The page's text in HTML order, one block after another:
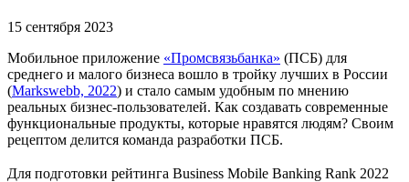
15 сентября 2023
Мобильное приложение «Промсвязьбанка» (ПСБ) для
среднего и малого бизнеса вошло в тройку лучших в России
(Markswebb, 2022) и стало самым удобным по мнению
реальных бизнес-пользователей. Как создавать современные
функциональные продукты, которые нравятся людям? Своим
рецептом делится команда разработки ПСБ.
Для подготовки рейтинга Business Mobile Banking Rank 2022